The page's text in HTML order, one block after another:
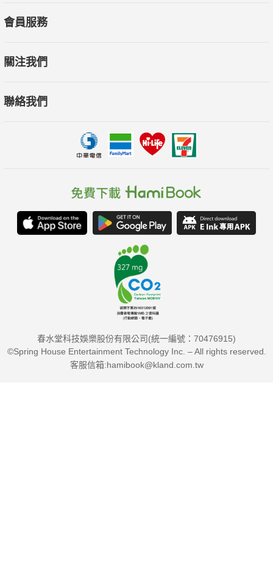
會員服務
關注我們
聯絡我們
春水堂科技娛樂股份有限公司(統一編號：70476915)
©Spring House Entertainment Technology Inc. – All rights reserved.
客服信箱:hamibook@kland.com.tw